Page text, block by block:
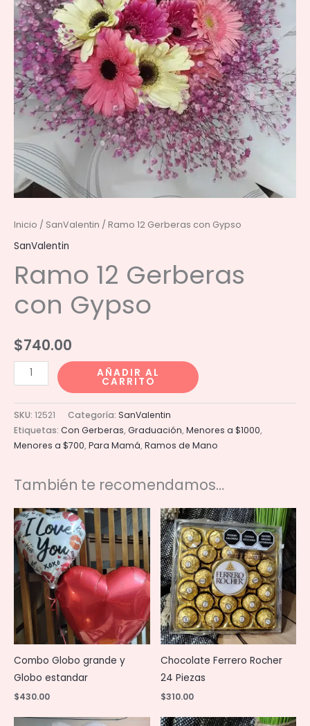
Inicio / SanValentin / Ramo 12 Gerberas con Gypso
SanValentin
Ramo 12 Gerberas
con Gypso
$740.00
Ramo
12
Gerberas
con
Gypso
AÑADIR AL
CARRITO
SKU: 12521 Categoría: SanValentin
Etiquetas: Con Gerberas,Graduación,Menores a $1000,
Menores a $700,Para Mamá,Ramos de Mano
También te recomendamos…
Combo Globo grande y
Globo estandar
$430.00
Chocolate Ferrero Rocher
24 Piezas
$310.00